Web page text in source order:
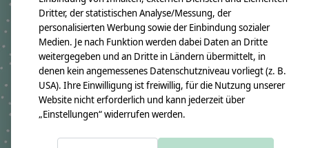
Warum diese Schleifentüte?
UnsereSchleifentüte in Pudergrün & Rosaist die
perfekte Wahl für alle, die ein liebevoll
gestaltetes, hochwertiges und einzigartiges
Einschulungsgeschenk suchen. Sanfte Farben,
handgemachte Qualität und persönliche Stickerei
machen sie zu einem bleibenden Andenken an
den großen Tag.
Dritter, der statistischen Analyse/Messung, der
personalisierten Werbung sowie der Einbindung sozialer
Medien. Je nach Funktion werden dabei Daten an Dritte
weitergegeben und an Dritte in Ländern übermittelt, in
denen kein angemessenes Datenschutzniveau vorliegt (z. B.
USA). Ihre Einwilligung ist freiwillig, für die Nutzung unserer
Website nicht erforderlich und kann jederzeit über
„Einstellungen“ widerrufen werden.